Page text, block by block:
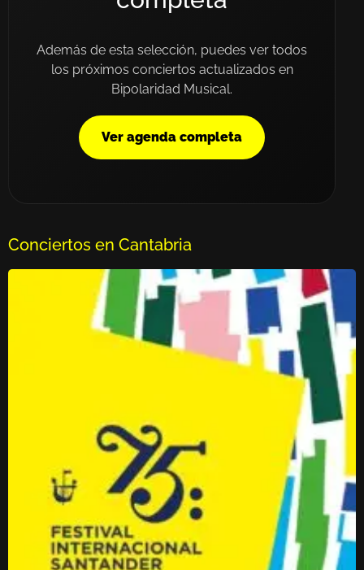
Además de esta selección, puedes ver todos
los próximos conciertos actualizados en
Bipolaridad Musical.
Ver agenda completa
Conciertos en Cantabria